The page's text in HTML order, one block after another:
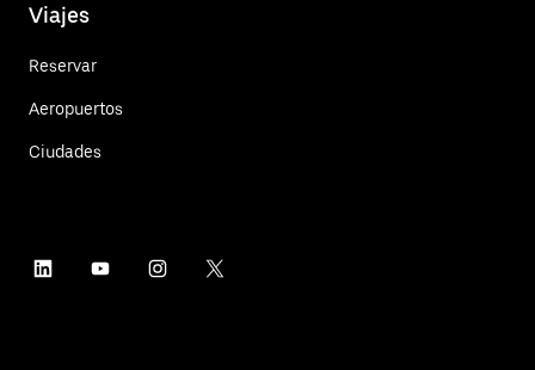
Viajes
Reservar
Aeropuertos
Ciudades